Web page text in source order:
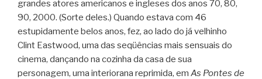
grandes atores americanos e ingleses dos anos 70, 80,
90, 2000. (Sorte deles.) Quando estava com 46
estupidamente belos anos, fez, ao lado do já velhinho
Clint Eastwood, uma das seqüências mais sensuais do
cinema, dançando na cozinha da casa de sua
personagem, uma interiorana reprimida, em As Pontes de